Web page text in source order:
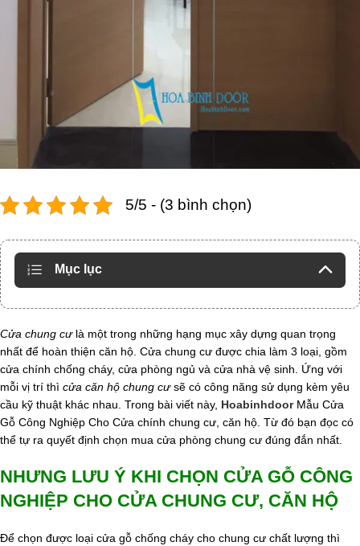
5/5 - (3 bình chọn)
Mục lục
Cửa chung cưlà một trong những hạng mục xây dựng quan trọng
nhất để hoàn thiện căn hộ. Cửa chung cư được chia làm 3 loại, gồm
cửa chính chống cháy, cửa phòng ngủ và cửa nhà vệ sinh. Ứng với
mỗi vị trí thì cửa căn hộ chung cưsẽ có công năng sử dụng kèm yêu
cầu kỹ thuật khác nhau. Trong bài viết này, HoabinhdoorMẫu Cửa
Gỗ Công Nghiệp Cho Cửa chính chung cư, căn hộ. Từ đó bạn đọc có
thể tự ra quyết định chọn mua cửa phòng chung cư đúng đắn nhất.
NHƯNG LƯU Ý KHI CHỌN CỬA GỖ CÔNG
NGHIỆP CHO CỬA CHUNG CƯ, CĂN HỘ
Để chọn được loại cửa gỗ chống cháy cho chung cư chất lượng thì